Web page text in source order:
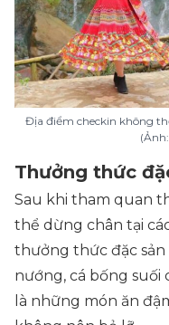
Địa điểm checkin không
Thưởng thức
Sau khi tham quan
thể dừng chân tại
thưởng thức đặc sản
nướng, cá bống suối
là những món ăn